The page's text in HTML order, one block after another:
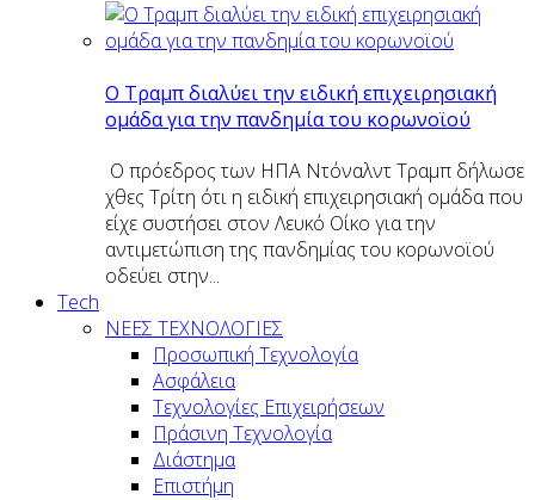
O Tραμπ διαλύει την ειδική επιχειρησιακή
ομάδα για την πανδημία του κορωνοϊού
Ο πρόεδρος των ΗΠΑ Ντόναλντ Τραμπ δήλωσε
χθες Τρίτη ότι η ειδική επιχειρησιακή ομάδα που
είχε συστήσει στον Λευκό Οίκο για την
αντιμετώπιση της πανδημίας του κορωνοϊού
οδεύει στην...
Tech
ΝΕΕΣ ΤΕΧΝΟΛΟΓΙΕΣ
Προσωπική Τεχνολογία
Ασφάλεια
Τεχνολογίες Επιχειρήσεων
Πράσινη Τεχνολογία
Διάστημα
Επιστήμη